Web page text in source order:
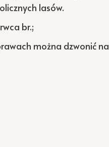
lasów.
br.;
można dzwonić na